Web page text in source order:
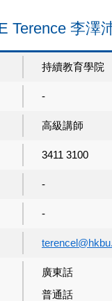
Terence 李澤
持續教育學院
-
高級講師
3411 3100
-
-
廣東話
普通話